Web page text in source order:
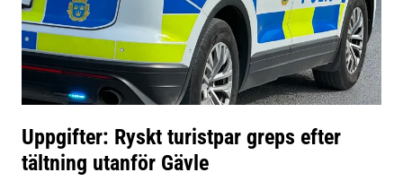
Uppgifter: Ryskt turistpar greps efter
tältning utanför Gävle